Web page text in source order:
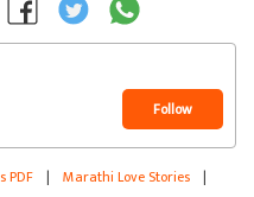
Follow
PDF | Marathi Love Stories |